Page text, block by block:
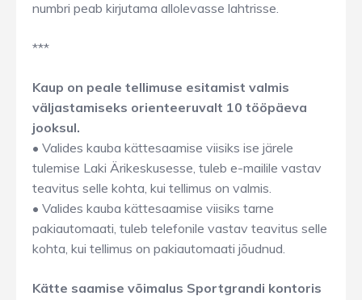
numbri peab kirjutama allolevasse lahtrisse.
***
Kaup on peale tellimuse esitamist valmis
väljastamiseks orienteeruvalt 10 tööpäeva
jooksul.
• Valides kauba kättesaamise viisiks ise järele
tulemise Laki Ärikeskusesse, tuleb e-mailile vastav
teavitus selle kohta, kui tellimus on valmis.
• Valides kauba kättesaamise viisiks tarne
pakiautomaati, tuleb telefonile vastav teavitus selle
kohta, kui tellimus on pakiautomaati jõudnud.
Kätte saamise võimalus Sportgrandi kontoris